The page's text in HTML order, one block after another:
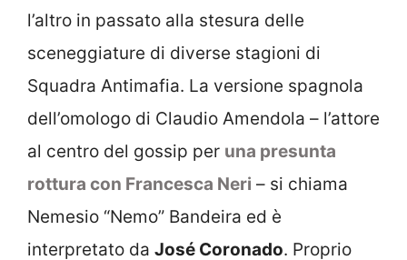
l’altro in passato alla stesura delle
sceneggiature di diverse stagioni di
Squadra Antimafia. La versione spagnola
dell’omologo di Claudio Amendola – l’attore
al centro del gossip per una presunta
rottura con Francesca Neri – si chiama
Nemesio “Nemo” Bandeira ed è
interpretato da José Coronado. Proprio